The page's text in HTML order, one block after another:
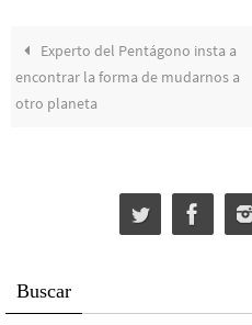
Experto del Pentágono insta a
encontrar la forma de mudarnos a
otro planeta
Buscar